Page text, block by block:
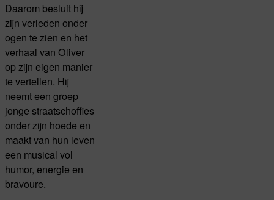
Daarom besluit hij
zijn verleden onder
ogen te zien en het
verhaal van Oliver
op zijn eigen manier
te vertellen. Hij
neemt een groep
jonge straatschoffies
onder zijn hoede en
maakt van hun leven
een musical vol
humor, energie en
bravoure.